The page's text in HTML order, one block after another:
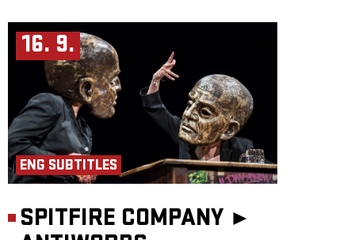
16. 9.
ENG SUBTITLES
SPITFIRE COMPANY ►